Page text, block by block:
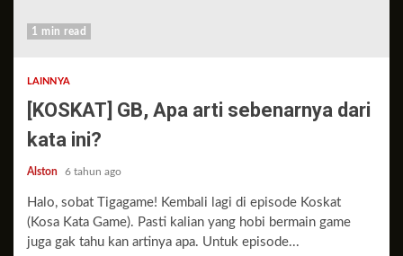
1 min read
LAINNYA
[KOSKAT] GB, Apa arti sebenarnya dari
kata ini?
Alston 6 tahun ago
Halo, sobat Tigagame! Kembali lagi di episode Koskat
(Kosa Kata Game). Pasti kalian yang hobi bermain game
juga gak tahu kan artinya apa. Untuk episode...